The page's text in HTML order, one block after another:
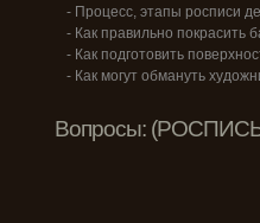
- Процесс, этапы росписи
- Как правильно покрасить
- Как подготовить
- Как могут обмануть
Вопросы: